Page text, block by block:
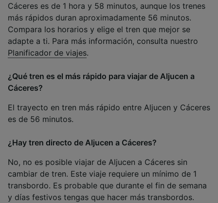
Cáceres es de 1 hora y 58 minutos, aunque los trenes
más rápidos duran aproximadamente 56 minutos.
Compara los horarios y elige el tren que mejor se
adapte a ti. Para más información, consulta nuestro
Planificador de viajes.
¿Qué tren es el más rápido para viajar de Aljucen a
Cáceres?
El trayecto en tren más rápido entre Aljucen y Cáceres
es de 56 minutos.
¿Hay tren directo de Aljucen a Cáceres?
No, no es posible viajar de Aljucen a Cáceres sin
cambiar de tren. Este viaje requiere un mínimo de 1
transbordo. Es probable que durante el fin de semana
y días festivos tengas que hacer más transbordos.